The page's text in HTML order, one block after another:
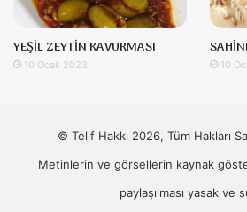
YEŞİL ZEYTİN KAVURMASI
10 Ocak 2023 10
© Telif Hakkı 2026, Tüm Hakları
Metinlerin ve görsellerin kaynak
paylaşılması yasak ve